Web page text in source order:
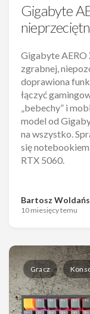
Gigabyte
Gigabyte AERO
zgrabnej,
doprawiona
łączyć
„bebechy” i
model od
na wszystko.
się
RTX 5060.
Bartosz
10 miesięcy temu
Gracz